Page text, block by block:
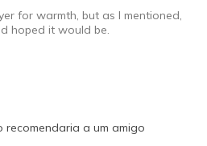
for warmth, but as I mentioned,
hoped it would be.
recomendaria a um amigo